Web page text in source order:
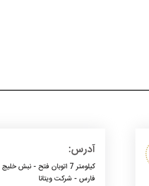
آدرس:
کیلومتر 7 اتوبان فتح - نبش خلیج
فارس - شرکت ویتانا